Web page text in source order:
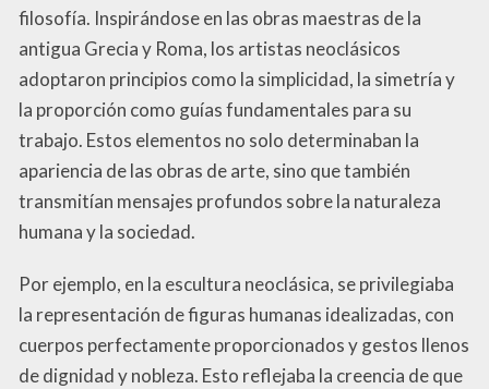
filosofía. Inspirándose en las obras maestras de la
antigua Grecia y Roma, los artistas neoclásicos
adoptaron principios como la simplicidad, la simetría y
la proporción como guías fundamentales para su
trabajo. Estos elementos no solo determinaban la
apariencia de las obras de arte, sino que también
transmitían mensajes profundos sobre la naturaleza
humana y la sociedad.
Por ejemplo, en la escultura neoclásica, se privilegiaba
la representación de figuras humanas idealizadas, con
cuerpos perfectamente proporcionados y gestos llenos
de dignidad y nobleza. Esto reflejaba la creencia de que